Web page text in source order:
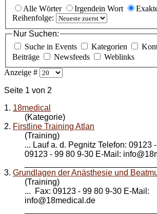
Alle Wörter
Irgendein Wort
Reihenfolge:
Nur Suchen:
Suche in Events
Kategorien
Beiträge
Newsfeeds
Weblinks
Anzeige #
Seite 1 von 2
1. 18medical
(Kategorie)
2. Firstline Training Atlan
(Training)
... Lauf a. d. Pegnitz Telefon: 09123
09123 - 99 80 9-30 E-Mail: info@
3. Grundlagen der Anästhesie und
(Training)
... Fax: 09123 - 99 80 9-30 E-Mail:
info@18medical .de